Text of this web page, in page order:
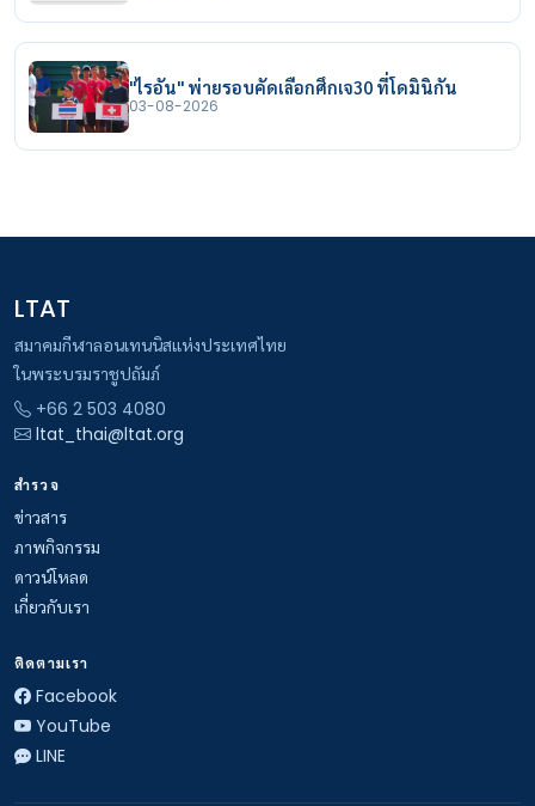
"ไรอัน" พ่ายรอบคัดเลือกศึกเจ30 ที่โดมินิกัน
03-08-2026
LTAT
สมาคมกีฬาลอนเทนนิสแห่งประเทศไทย
ในพระบรมราชูปถัมภ์
+66 2 503 4080
ltat_thai@ltat.org
สำรวจ
ข่าวสาร
ภาพกิจกรรม
ดาวน์โหลด
เกี่ยวกับเรา
ติดตามเรา
Facebook
YouTube
LINE